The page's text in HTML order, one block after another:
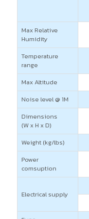
Max Relative
Humidity
Temperature
range
Max Altitude
Noise level @ 1M
Dimensions
(W x H x D)
Weight (kg/lbs)
Power
comsuption
Electrical supply